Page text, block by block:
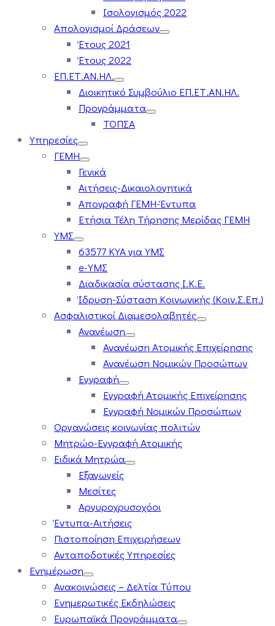
Ισολογισμός 2022
Απολογισμοί Δράσεων
Έτους 2021
Έτους 2022
ΕΠ.ΕΤ.ΑΝ.ΗΛ.
Διοικητικό Συμβούλιο ΕΠ.ΕΤ.ΑΝ.ΗΛ.
Προγράμματα
ΤΟΠΣΑ
Υπηρεσίες
ΓΕΜΗ
Γενικά
Αιτήσεις-Δικαιολογητικά
Απογραφή ΓΕΜΗ-Έντυπα
Ετήσια Τέλη Τήρησης Μερίδας ΓΕΜΗ
ΥΜΣ
63577 ΚΥΑ για ΥΜΣ
e-ΥΜΣ
Διαδικασία σύστασης Ι.Κ.Ε.
Ίδρυση-Σύσταση Κοινωνικής (Κοιν.Σ.Επ.)
Ασφαλιστικοί Διαμεσολαβητές
Ανανέωση
Ανανέωση Ατομικής Επιχείρησης
Ανανέωση Νομικών Προσώπων
Εγγραφή
Εγγραφή Ατομικής Επιχείρησης
Εγγραφή Νομικών Προσώπων
Οργανώσεις κοινωνίας πολιτών
Μητρώο-Εγγραφή Ατομικής
Ειδικά Μητρώα
Εξαγωγείς
Μεσίτες
Αργυροχρυσοχόοι
Έντυπα-Αιτήσεις
Πιστοποίηση Επιχειρήσεων
Ανταποδοτικές Υπηρεσίες
Ενημέρωση
Ανακοινώσεις – Δελτία Τύπου
Ενημερωτικές Εκδηλώσεις
Ευρωπαϊκά Προγράμματα